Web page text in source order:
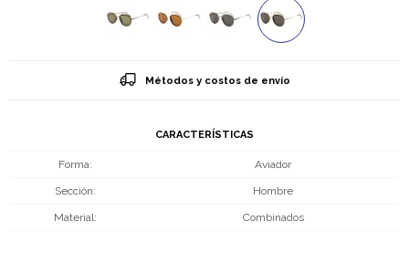
Métodos y costos de envío
CARACTERÍSTICAS
Forma Aviador
Sección Hombre
Material Combinados